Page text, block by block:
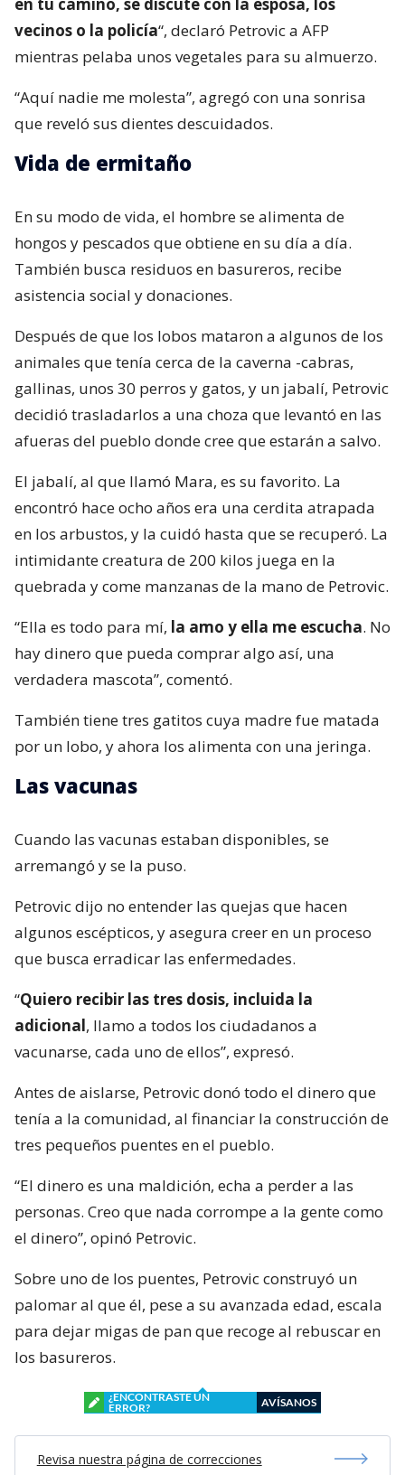
vecinos o la policía“, declaró Petrovic a AFP
mientras pelaba unos vegetales para su almuerzo.
“Aquí nadie me molesta”, agregó con una sonrisa
que reveló sus dientes descuidados.
Vida de ermitaño
En su modo de vida, el hombre se alimenta de
hongos y pescados que obtiene en su día a día.
También busca residuos en basureros, recibe
asistencia social y donaciones.
Después de que los lobos mataron a algunos de los
animales que tenía cerca de la caverna -cabras,
gallinas, unos 30 perros y gatos, y un jabalí, Petrovic
decidió trasladarlos a una choza que levantó en las
afueras del pueblo donde cree que estarán a salvo.
El jabalí, al que llamó Mara, es su favorito. La
encontró hace ocho años era una cerdita atrapada
en los arbustos, y la cuidó hasta que se recuperó. La
intimidante creatura de 200 kilos juega en la
quebrada y come manzanas de la mano de Petrovic.
“Ella es todo para mí, la amo y ella me escucha. No
hay dinero que pueda comprar algo así, una
verdadera mascota”, comentó.
También tiene tres gatitos cuya madre fue matada
por un lobo, y ahora los alimenta con una jeringa.
Las vacunas
Cuando las vacunas estaban disponibles, se
arremangó y se la puso.
Petrovic dijo no entender las quejas que hacen
algunos escépticos, y asegura creer en un proceso
que busca erradicar las enfermedades.
“Quiero recibir las tres dosis, incluida la
adicional, llamo a todos los ciudadanos a
vacunarse, cada uno de ellos”, expresó.
Antes de aislarse, Petrovic donó todo el dinero que
tenía a la comunidad, al financiar la construcción de
tres pequeños puentes en el pueblo.
“El dinero es una maldición, echa a perder a las
personas. Creo que nada corrompe a la gente como
el dinero”, opinó Petrovic.
Sobre uno de los puentes, Petrovic construyó un
palomar al que él, pese a su avanzada edad, escala
para dejar migas de pan que recoge al rebuscar en
los basureros.
¿ENCONTRASTE UN
ERROR?
AVÍSANOS
Revisa nuestra página de correcciones